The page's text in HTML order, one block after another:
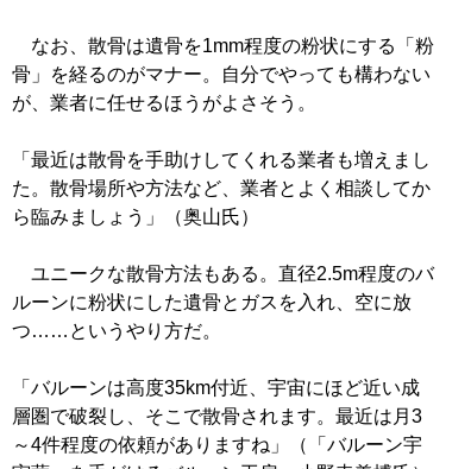
なお、散骨は遺骨を1mm程度の粉状にする「粉
骨」を経るのがマナー。自分でやっても構わない
が、業者に任せるほうがよさそう。
「最近は散骨を手助けしてくれる業者も増えまし
た。散骨場所や方法など、業者とよく相談してか
ら臨みましょう」（奥山氏）
ユニークな散骨方法もある。直径2.5m程度のバ
ルーンに粉状にした遺骨とガスを入れ、空に放
つ……というやり方だ。
「バルーンは高度35km付近、宇宙にほど近い成
層圏で破裂し、そこで散骨されます。最近は月3
～4件程度の依頼がありますね」（「バルーン宇